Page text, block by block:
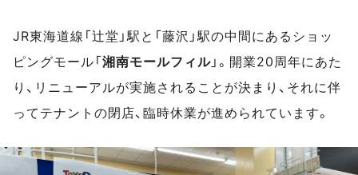
JR東海道線「辻堂」駅と「藤沢」駅の中間にあるショッ
ピングモール「湘南モールフィル 」。開業20周年にあた
り、リニューアルが実施されることが決まり、それに伴
ってテナントの閉店、臨時休業が進められています。